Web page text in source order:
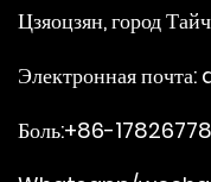
Цзяоцзян, город
Электронная почта:
Боль:+86-